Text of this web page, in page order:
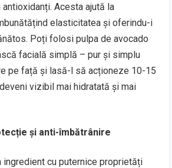
Acesta ajută la
elasticitatea și oferindu-i
Poți folosi pulpa de avocado
facială simplă – pur și simplu
pe față și lasă-l să acționeze 10-15
vizibil mai hidratată și mai
și anti-îmbătrânire
ingredient cu puternice proprietăți